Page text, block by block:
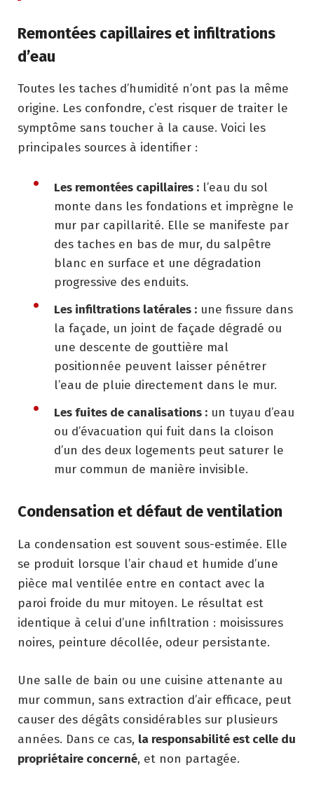
Remontées capillaires et infiltrations
d’eau
Toutes les taches d’humidité n’ont pas la même
origine. Les confondre, c’est risquer de traiter le
symptôme sans toucher à la cause. Voici les
principales sources à identifier :
Les remontées capillaires : l’eau du sol
monte dans les fondations et imprègne le
mur par capillarité. Elle se manifeste par
des taches en bas de mur, du salpêtre
blanc en surface et une dégradation
progressive des enduits.
Les infiltrations latérales : une fissure dans
la façade, un joint de façade dégradé ou
une descente de gouttière mal
positionnée peuvent laisser pénétrer
l’eau de pluie directement dans le mur.
Les fuites de canalisations : un tuyau d’eau
ou d’évacuation qui fuit dans la cloison
d’un des deux logements peut saturer le
mur commun de manière invisible.
Condensation et défaut de ventilation
La condensation est souvent sous-estimée. Elle
se produit lorsque l’air chaud et humide d’une
pièce mal ventilée entre en contact avec la
paroi froide du mur mitoyen. Le résultat est
identique à celui d’une infiltration : moisissures
noires, peinture décollée, odeur persistante.
Une salle de bain ou une cuisine attenante au
mur commun, sans extraction d’air efficace, peut
causer des dégâts considérables sur plusieurs
années. Dans ce cas, la responsabilité est celle du
propriétaire concerné, et non partagée.